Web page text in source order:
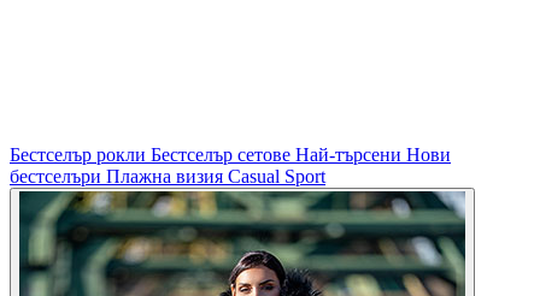
Бестселър рокли Бестселър сетове Най-търсени Нови
бестселъри Плажна визия Casual Sport